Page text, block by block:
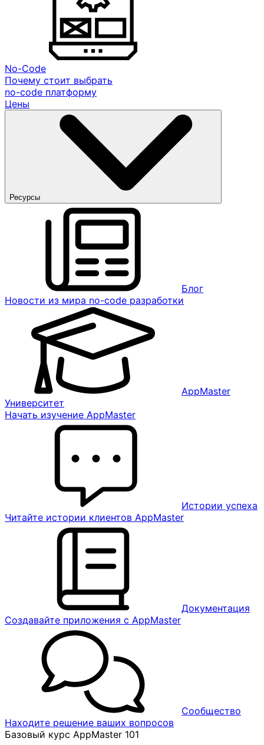
No-Code
Почему стоит выбрать
no-code платформу
Цены
Ресурсы
Блог
Новости из мира no-code разработки
AppMaster
Университет
Начать изучение AppMaster
Истории успеха
Читайте истории клиентов AppMaster
Документация
Создавайте приложения с AppMaster
Сообщество
Находите решение ваших вопросов
Базовый курс AppMaster 101